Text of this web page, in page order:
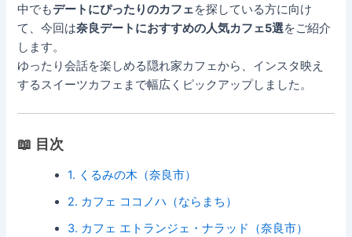
中でもデートにぴったりのカフェを探している方に向け
て、今回は奈良デートにおすすめの人気カフェ5選をご紹介
します。
ゆったり会話を楽しめる隠れ家カフェから、インスタ映え
するスイーツカフェまで幅広くピックアップしました。
📖 目次
1. くるみの木（奈良市）
2. カフェ ココノハ（ならまち）
3. カフェ エトランジェ・ナラッド（奈良市）